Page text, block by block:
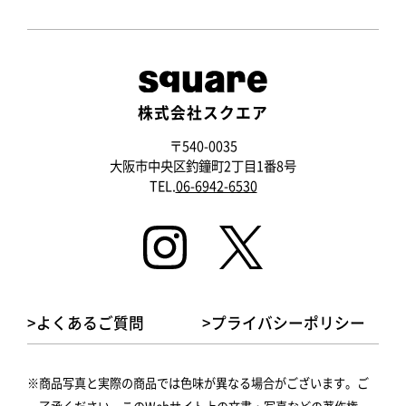
株式会社スクエア
〒540-0035
大阪市中央区釣鐘町2丁目1番8号
TEL.06-6942-6530
>よくあるご質問 >プライバシーポリシー
商品写真と実際の商品では色味が異なる場合がございます。ご